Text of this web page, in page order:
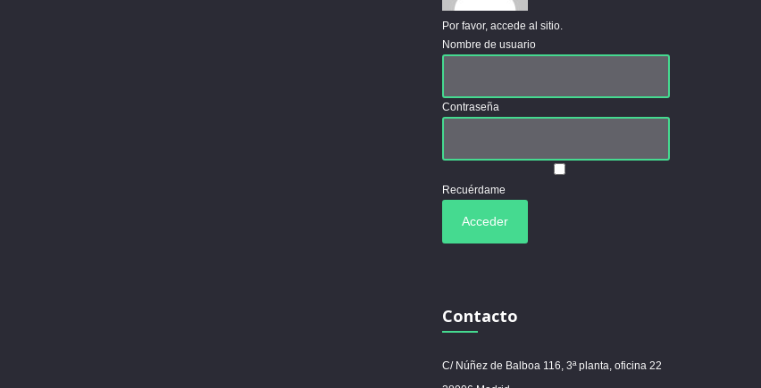
Por favor, accede al sitio.
Nombre de usuario
Contraseña
Recuérdame
Contacto
C/ Núñez de Balboa 116, 3ª planta, oficina 22